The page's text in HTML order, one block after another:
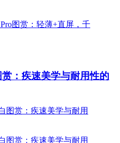
：疾速美学与耐用性的